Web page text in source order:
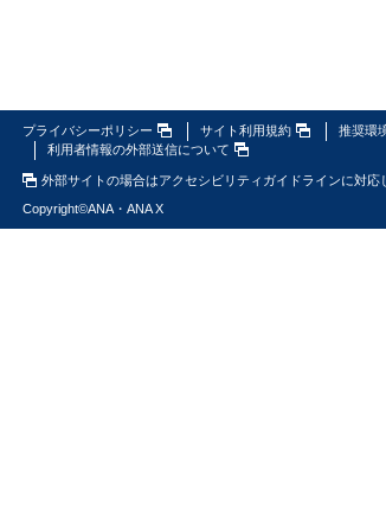
プライバシーポリシー サイト利用規約 推奨環
利用者情報の外部送信について
外部サイトの場合はアクセシビリティガイドラインに対応
Copyright©ANA・ANA X